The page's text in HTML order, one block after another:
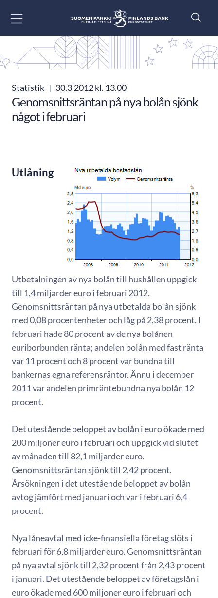
Statistik | 30.3.2012 kl. 13.00
Genomsnittsräntan på nya bolån sjönk
något i februari
Utlåning
Utbetalningen av nya bolån till hushållen uppgick
till 1,4 miljarder euro i februari 2012.
Genomsnittsräntan på nya utbetalda bolån sjönk
med 0,08 procentenheter och låg på 2,38 procent. I
februari hade 80 procent av de nya bolånen
euriborbunden ränta; andelen bolån med fast ränta
var 11 procent och 8 procent var bundna till
bankernas egna referensräntor. Ännu i december
2011 var andelen primräntebundna nya bolån 12
procent.
Det utestående beloppet av bolån i euro ökade med
200 miljoner euro i februari och uppgick vid slutet
av månaden till 82,1 miljarder euro.
Genomsnittsräntan sjönk till 2,42 procent.
Årsökningen i det utestående beloppet av bolån
avtog jämfört med januari och var i februari 6,4
procent.
Nya låneavtal med icke-finansiella företag slöts i
februari för 6,8 miljarder euro. Genomsnittsräntan
på nya avtal sjönk till 2,32 procent från 2,43 procent
i januari. Det utestående beloppet av företagslån i
euro ökade med 600 miljoner euro i februari och